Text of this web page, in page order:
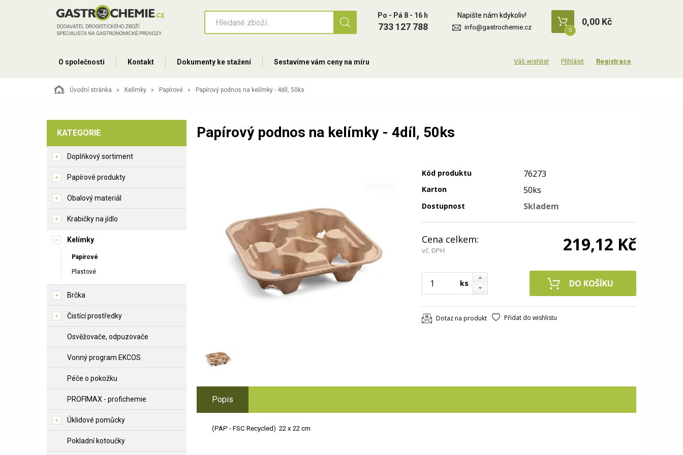
Po - Pá 8 - 16 h
733 127 788
Napište nám kdykoliv!
info@gastrochemie.cz 0
0,00 Kč
O společnosti Kontakt Dokumenty ke stažení Sestavíme vám ceny na míru Přihlásit Registrace
Úvodní stránka Kelímky Papírové Papírový podnos na kelímky - 4díl, 50ks
KATEGORIE
Doplňkový sortiment
Papírové produkty
Obalový materiál
Krabičky na jídlo
Kelímky
Papírové
Plastové
Brčka
Čistící prostředky
Osvěžovače, odpuzovače
Vonný program EKCOS
Péče o pokožku
PROFIMAX - profichemie
Úklidové pomůcky
Pokladní kotoučky
Papírový podnos na kelímky - 4díl, 50ks
Kód produktu 76273
Karton 50ks
Dostupnost Skladem
Cena celkem:
vč. DPH 219,12 Kč
ks
Dotaz na produkt Přidat do wishlistu
Popis
(PAP - FSC Recycled) 22 x 22 cm